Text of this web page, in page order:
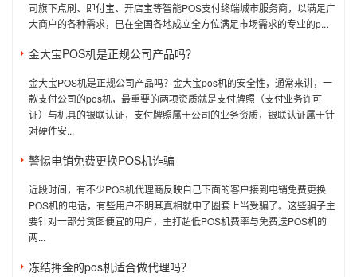
司旗下点刷、即付宝、开店宝等智能POS支付终端城市服务商，以满足广
大商户的各种需求，已在全国各地成立全方位满足市场需求的专业的p...
金大宝POS机是正规公司产品吗？
金大宝POS机是正规公司产品吗？金大宝pos机的安全性，通常来讲，一
款支付公司的pos机，最重要的两项资质就是支付牌照（支付业务许可
证）与机具的银联认证，支付牌照属于公司的业务资质，银联认证属于针
对硬件安...
警惕电销免费更换POS机诈骗
近段时间，有不少POS机代理商反映自己下面的客户接到电销免费更换
POS机的电话，有些用户不明其真相就中了圈套上当受骗了。这些骗子主
要针对一部分贪图便宜的用户，主打超低POS机费率与免费送POS机的
两...
冻结押金的pos机适合做代理吗？